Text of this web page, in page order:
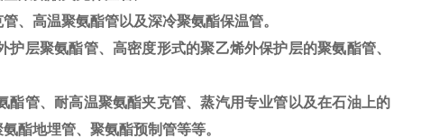
、高温聚氨酯管以及深冷聚氨酯保温管。
层聚氨酯管、高密度形式的聚乙烯外保护层的聚氨酯管、
管、耐高温聚氨酯夹克管、蒸汽用专业管以及在石油上的
酯地埋管、聚氨酯预制管等等。